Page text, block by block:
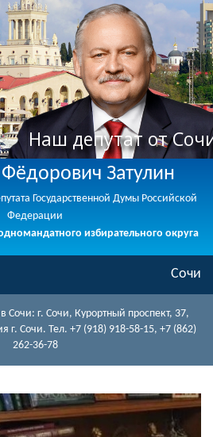
Наш депутат от
Затулин
Государственной Думы Российской
Федерации
избирательного округа
Сочи
Сочи: г. Сочи, Курортный проспект, 37,
г. Сочи. Тел. +7 (918) 918-58-15, +7 (862)
262-36-78